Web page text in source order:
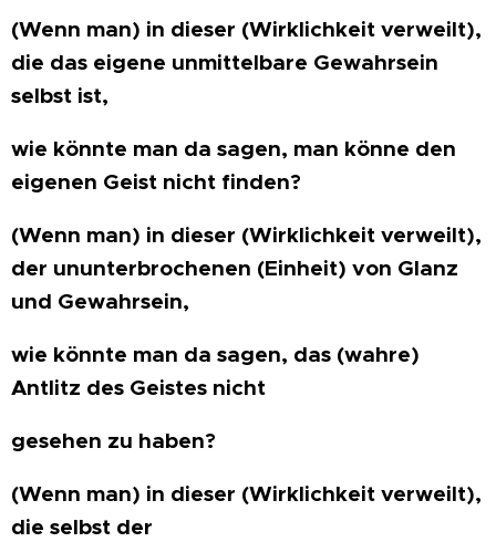
(Wenn man) in dieser (Wirklichkeit verweilt),
die das eigene unmittelbare Gewahrsein
selbst ist,
wie könnte man da sagen, man könne den
eigenen Geist nicht finden?
(Wenn man) in dieser (Wirklichkeit verweilt),
der ununterbrochenen (Einheit) von Glanz
und Gewahrsein,
wie könnte man da sagen, das (wahre)
Antlitz des Geistes nicht
gesehen zu haben?
(Wenn man) in dieser (Wirklichkeit verweilt),
die selbst der